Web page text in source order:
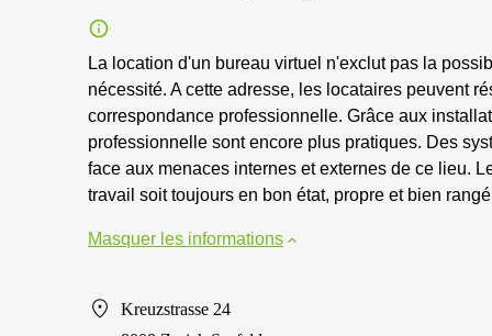
La location d'un bureau virtuel n'exclut pas la
nécessité. A cette adresse, les locataires peuvent
correspondance professionnelle. Grâce aux
professionnelle sont encore plus pratiques. Des
face aux menaces internes et externes de ce lieu.
travail soit toujours en bon état, propre et bien
Masquer les informations
Kreuzstrasse 24